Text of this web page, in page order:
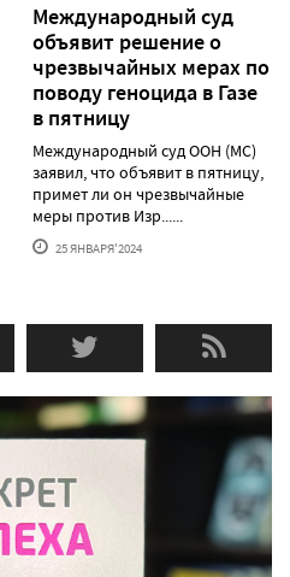
Международный суд
объявит решение о
чрезвычайных мерах по
поводу геноцида в Газе
в пятницу
Международный суд ООН (МС)
заявил, что объявит в пятницу,
примет ли он чрезвычайные
меры против Изр......
25 ЯНВАРЯ'2024